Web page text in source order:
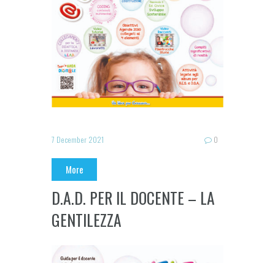
7 December 2021 0
More
D.A.D. PER IL DOCENTE – LA
GENTILEZZA